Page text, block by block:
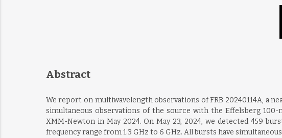
Abstract
We report on multiwavelength observations of FRB 20240114A, a
simultaneous observations of the source with the Effelsberg
XMM-Newton in May 2024. On May 23, 2024, we detected 459
frequency range from 1.3 GHz to 6 GHz. All bursts have